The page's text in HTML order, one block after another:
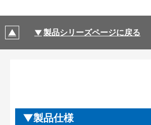
製品シリーズページに戻る
製品仕様